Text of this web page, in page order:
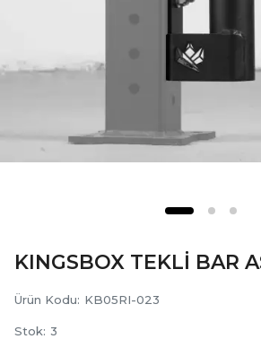
KINGSBOX TEKLİ BAR
Ürün Kodu: KB05RI-023
Stok: 3